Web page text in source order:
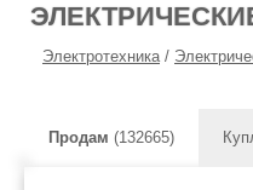
Электротехника/
Продам (132665)